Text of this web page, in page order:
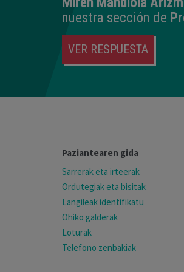
nuestra sección de
VER RESPUESTA
Paziantearen gida
Sarrerak eta irteerak
Ordutegiak eta bisitak
Langileak identifikatu
Ohiko galderak
Loturak
Telefono zenbakiak